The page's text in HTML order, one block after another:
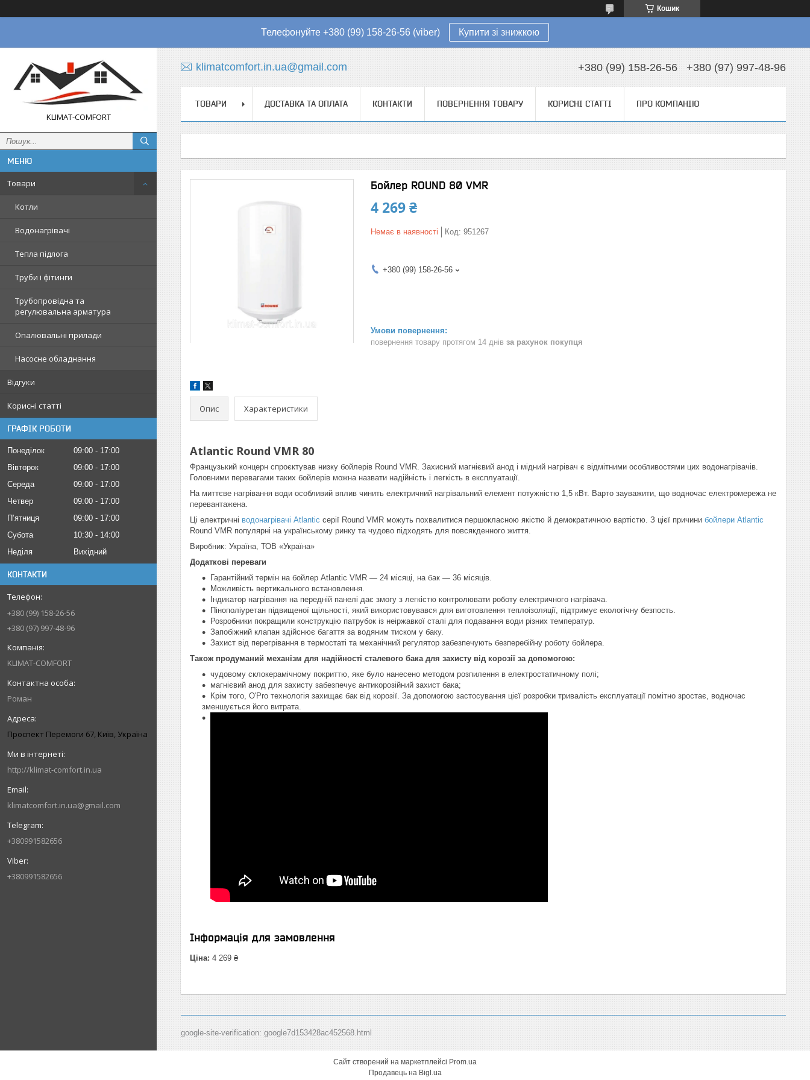
Кошик
Телефонуйте +380 (99) 158-26-56 (viber) Купити зі знижкою
KLIMAT-COMFORT
Товари
Котли
Водонагрівачі
Тепла підлога
Труби і фітинги
Трубопровідна та
регулювальна арматура
Опалювальні прилади
Насосне обладнання
Відгуки
Корисні статті
ГРАФІК РОБОТИ
Понеділок 09:00
17:00
Вівторок
09:00
17:00
Середа
09:00
17:00
Четвер
09:00
17:00
Пʼятниця
09:00
17:00
Субота
10:30
14:00
Неділя
Вихідний
КОНТАКТИ
+380 (99) 158-26-56
+380 (97) 997-48-96
KLIMAT-COMFORT
Роман
Проспект Перемоги 67, Київ, Україна
http://klimat-comfort.in.ua
klimatcomfort.in.ua@gmail.com
+380991582656
+380991582656
klimatcomfort.in.ua@gmail.com +380 (99) 158-26-56 +380 (97) 997-48-96
ТОВАРИ ДОСТАВКА ТА ОПЛАТА КОНТАКТИ ПОВЕРНЕННЯ ТОВАРУ КОРИСНІ СТАТТІ ПРО КОМПАНІЮ
Бойлер ROUND 80 VMR
4 269 ₴
Немає в наявності Код: 951267
+380 (99) 158-26-56
повернення товару протягом 14 днів за рахунок покупця
Опис Характеристики
Atlantic Round VMR 80
Французький концерн спроєктував низку бойлерів Round VMR. Захисний магнієвий анод і мідний нагрівач є відмітними особливостями цих водонагрівачів.
Головними перевагами таких бойлерів можна назвати надійність і легкість в експлуатації.
На миттєве нагрівання води особливий вплив чинить електричний нагрівальний елемент потужністю 1,5 кВт. Варто зауважити, що водночас електромережа не
перевантажена.
Ці електричні водонагрівачі Atlantic серії Round VMR можуть похвалитися першокласною якістю й демократичною вартістю. З цієї причини бойлери Atlantic
Round VMR популярні на українському ринку та чудово підходять для повсякденного життя.
Виробник: Україна, ТОВ «Україна»
Додаткові переваги
Гарантійний термін на бойлер Atlantic VMR — 24 місяці, на бак — 36 місяців.
Можливість вертикального встановлення.
Індикатор нагрівання на передній панелі дає змогу з легкістю контролювати роботу електричного нагрівача.
Пінополіуретан підвищеної щільності, який використовувався для виготовлення теплоізоляції, підтримує екологічну безпость.
Розробники покращили конструкцію патрубок із неіржавкої сталі для подавання води різних температур.
Запобіжний клапан здійснює багаття за водяним тиском у баку.
Захист від перегрівання в термостаті та механічний регулятор забезпечують безперебійну роботу бойлера.
Також продуманий механізм для надійності сталевого бака для захисту від корозії за допомогою:
чудовому склокерамічному покриттю, яке було нанесено методом розпилення в електростатичному полі;
магнієвий анод для захисту забезпечує антикорозійний захист бака;
Крім того, O'Pro технологія захищає бак від корозії. За допомогою застосування цієї розробки тривалість експлуатації помітно зростає, водночас
зменшується його витрата.
Інформація для замовлення
Ціна: 4 269 ₴
google-site-verification: google7d153428ac452568.html
Сайт створений на маркетплейсі Prom.ua
Продавець на Bigl.ua